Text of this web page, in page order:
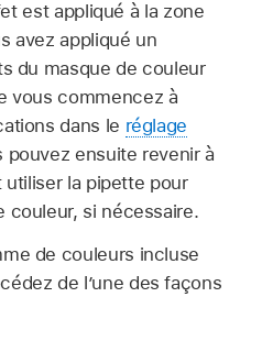
est appliqué à la zone
avez appliqué un
du masque de couleur
vous commencez à
dans le réglage
pouvez ensuite revenir à
utiliser la pipette pour
couleur, si nécessaire.
de couleurs incluse
de l’une des façons